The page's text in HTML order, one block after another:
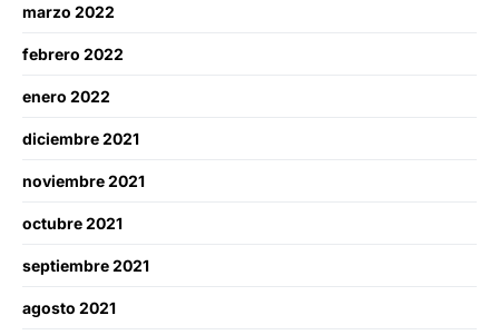
marzo 2022
febrero 2022
enero 2022
diciembre 2021
noviembre 2021
octubre 2021
septiembre 2021
agosto 2021